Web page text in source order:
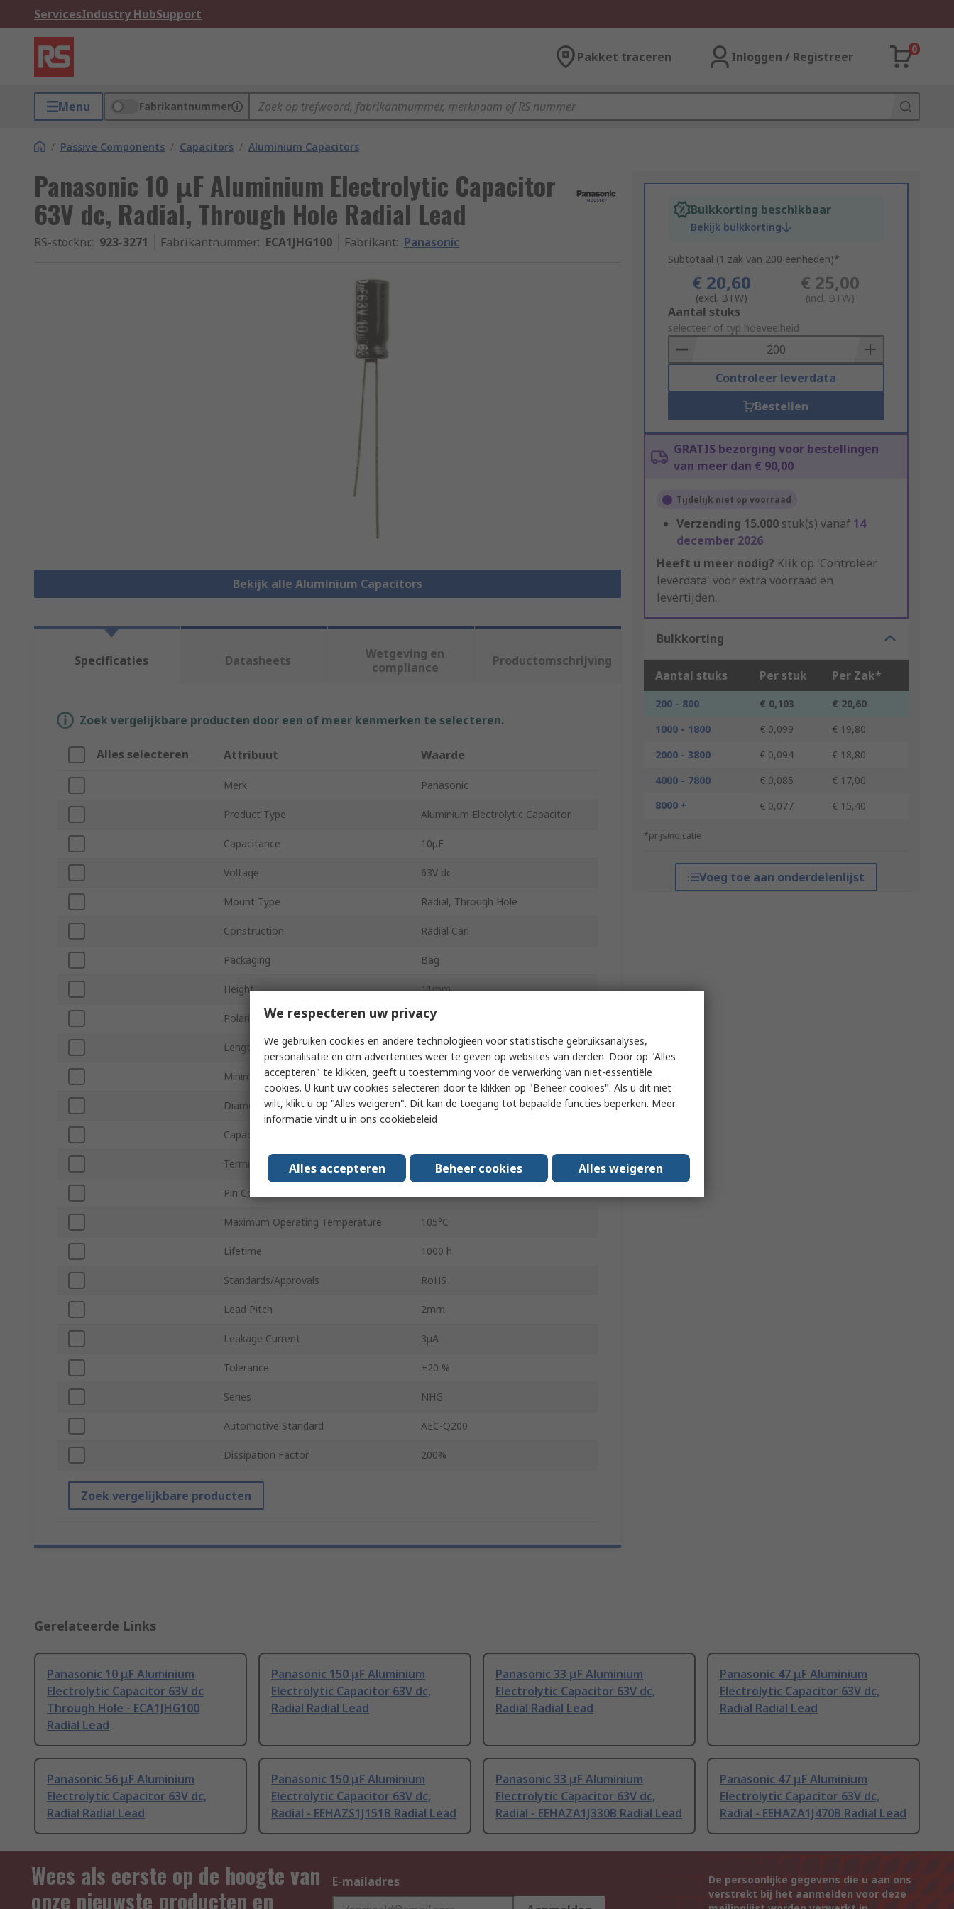
ServicesIndustry HubSupport
Pakket traceren Inloggen / Registreer
0
Menu Fabrikantnummer
/ Passive Components / Capacitors / Aluminium Capacitors
Panasonic 10 μF Aluminium Electrolytic Capacitor
63V dc, Radial, Through Hole Radial Lead
RS-stocknr.: 923-3271 Fabrikantnummer: ECA1JHG100 Fabrikant: Panasonic
Bekijk alle Aluminium Capacitors
Bulkkorting beschikbaar
Bekijk bulkkorting
Subtotaal (1 zak van 200 eenheden)*
€ 20,60
(excl. BTW)
€ 25,00
(incl. BTW)
Add
to
Basket
Aantal stuks
selecteer of typ hoeveelheid
Controleer leverdata
Bestellen
GRATIS bezorging voor bestellingen
van meer dan € 90,00
Tijdelijk niet op voorraad
Verzending 15.000 stuk(s) vanaf 14
december 2026
Heeft u meer nodig? Klik op 'Controleer
leverdata' voor extra voorraad en
levertijden.
Bulkkorting
Aantal stuks Per stuk Per Zak*
200 - 800 € 0,103
€ 20,60
1000 - 1800
€ 0,099
€ 19,80
2000 - 3800
€ 0,094
€ 18,80
4000 - 7800
€ 0,085
€ 17,00
8000 +
€ 0,077 € 15,40
*prijsindicatie
Voeg toe aan onderdelenlijst
Specificaties Datasheets
Wetgeving en
compliance
Productomschrijving
Zoek vergelijkbare producten door een of meer kenmerken te selecteren.
Alles selecteren Attribuut Waarde
Merk Panasonic
Product Type Aluminium Electrolytic Capacitor
Capacitance 10μF
Voltage 63V dc
Mount Type Radial, Through Hole
Construction Radial Can
Packaging Bag
Height 11mm
Polarity Polar
Length 11mm
Minimum Operating Temperature -55°C
Diameter 5mm
Capacitor Ripple Current
Termination Type Radial Lead
Pin Count
Maximum Operating Temperature 105°C
Lifetime 1000 h
Standards/Approvals RoHS
Lead Pitch 2mm
Leakage Current 3μA
Tolerance ±20 %
Series NHG
Automotive Standard AEC-Q200
Dissipation Factor 200%
Zoek vergelijkbare producten
Gerelateerde Links
Panasonic 10 μF Aluminium
Electrolytic Capacitor 63V dc
Through Hole - ECA1JHG100
Radial Lead
Panasonic 150 μF Aluminium
Electrolytic Capacitor 63V dc,
Radial Radial Lead
Panasonic 33 μF Aluminium
Electrolytic Capacitor 63V dc,
Radial Radial Lead
Panasonic 47 μF Aluminium
Electrolytic Capacitor 63V dc,
Radial Radial Lead
Panasonic 56 μF Aluminium
Electrolytic Capacitor 63V dc,
Radial Radial Lead
Panasonic 150 μF Aluminium
Electrolytic Capacitor 63V dc,
Radial - EEHAZS1J151B Radial Lead
Panasonic 33 μF Aluminium
Electrolytic Capacitor 63V dc,
Radial - EEHAZA1J330B Radial Lead
Panasonic 47 μF Aluminium
Electrolytic Capacitor 63V dc,
Radial - EEHAZA1J470B Radial Lead
Wees als eerste op de hoogte van
onze nieuwste producten en
E-mailadres
De persoonlijke gegevens die u aan ons
verstrekt bij het aanmelden voor deze
We respecteren uw privacy
We gebruiken cookies en andere technologieën voor statistische gebruiksanalyses,
personalisatie en om advertenties weer te geven op websites van derden. Door op "Alles
accepteren" te klikken, geeft u toestemming voor de verwerking van niet-essentiële
cookies. U kunt uw cookies selecteren door te klikken op "Beheer cookies". Als u dit niet
wilt, klikt u op "Alles weigeren". Dit kan de toegang tot bepaalde functies beperken. Meer
informatie vindt u in ons cookiebeleid
Alles accepteren Beheer cookies Alles weigeren